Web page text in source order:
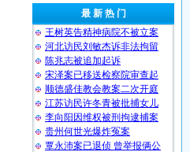
最 新 热 门
王树英告精神病院不被立案
河北访民刘敏杰诉非法拘留
陈兆志被追加起诉
宋泽案已移送检察院审查起
顺德盛佳教会教案二次开庭
江苏访民许冬青被批捕女儿
李向阳因维权被刑拘逮捕案
贵州何世光爆炸冤案
覃永沛案已退侦 曾举报俩公